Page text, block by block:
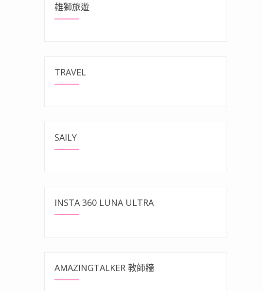
雄獅旅遊
TRAVEL
SAILY
INSTA 360 LUNA ULTRA
AMAZINGTALKER 教師牆